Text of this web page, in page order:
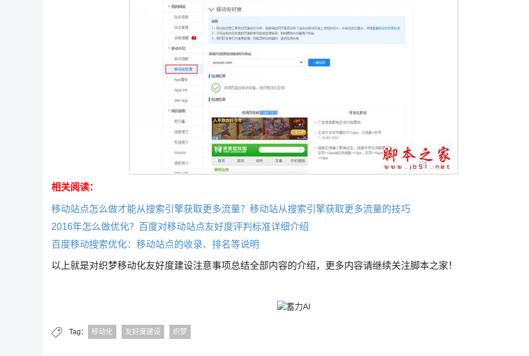
相关阅读：
移动站点怎么做才能从搜索引擎获取更多流量？移动站从搜索引擎获取更多流量的技巧
2016年怎么做优化？百度对移动站点友好度评判标准详细介绍
百度移动搜索优化：移动站点的收录、排名等说明
以上就是对织梦移动化友好度建设注意事项总结全部内容的介绍，更多内容请继续关注脚本之家！
Tag： 移动化 友好度建设 织梦